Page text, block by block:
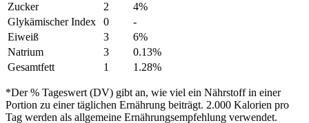
Zucker
2
4%
Glykämischer Index
0
-
Eiweiß
3
6%
Natrium
3
0.13%
Gesamtfett
1 1.28%
*Der % Tageswert (DV) gibt an, wie viel ein Nährstoff in einer
Portion zu einer täglichen Ernährung beiträgt. 2.000 Kalorien pro
Tag werden als allgemeine Ernährungsempfehlung verwendet.